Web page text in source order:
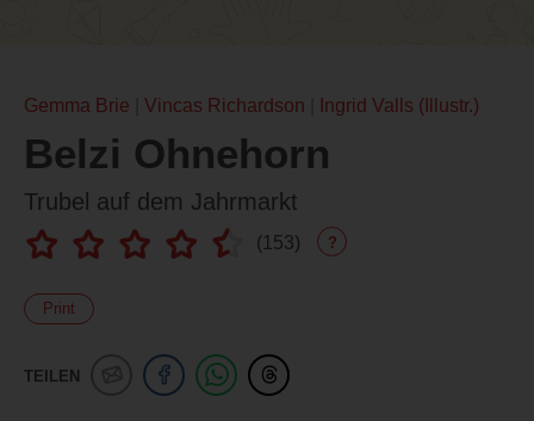
Gemma Brie Vincas Richardson Ingrid Valls (Illustr.)
Belzi Ohnehorn
Trubel auf dem Jahrmarkt
(153) ?
Print
TEILEN